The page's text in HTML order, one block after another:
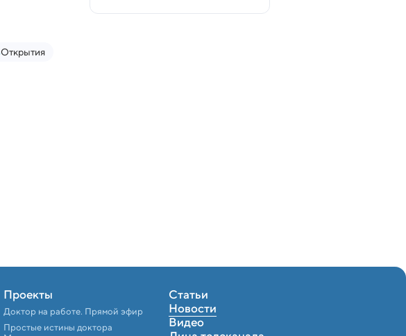
Открытия
Проекты
Доктор на работе. Прямой эфир
Простые истины доктора
Статьи
Новости
Видео